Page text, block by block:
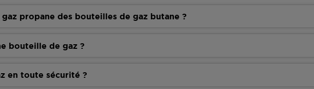
propane des bouteilles de gaz butane ?
bouteille de gaz ?
en toute sécurité ?